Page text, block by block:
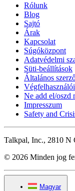
Rólunk
Blog
Sajtó
Árak
Kapcsolat
Súgóközpont
Adatvédelmi
Süti-beállítások
Általános
Ne add el/oszd
Impresszum
Safety and
Talkpal, Inc., 2810 N
© 2026 Minden jog
Magyar